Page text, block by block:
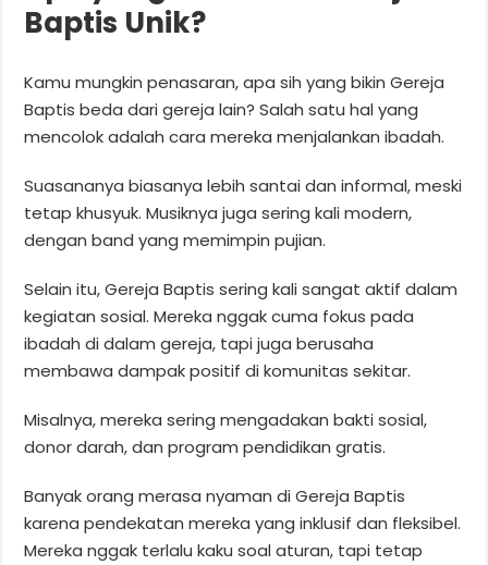
Baptis Unik?
Kamu mungkin penasaran, apa sih yang bikin Gereja
Baptis beda dari gereja lain? Salah satu hal yang
mencolok adalah cara mereka menjalankan ibadah.
Suasananya biasanya lebih santai dan informal, meski
tetap khusyuk. Musiknya juga sering kali modern,
dengan band yang memimpin pujian.
Selain itu, Gereja Baptis sering kali sangat aktif dalam
kegiatan sosial. Mereka nggak cuma fokus pada
ibadah di dalam gereja, tapi juga berusaha
membawa dampak positif di komunitas sekitar.
Misalnya, mereka sering mengadakan bakti sosial,
donor darah, dan program pendidikan gratis.
Banyak orang merasa nyaman di Gereja Baptis
karena pendekatan mereka yang inklusif dan fleksibel.
Mereka nggak terlalu kaku soal aturan, tapi tetap